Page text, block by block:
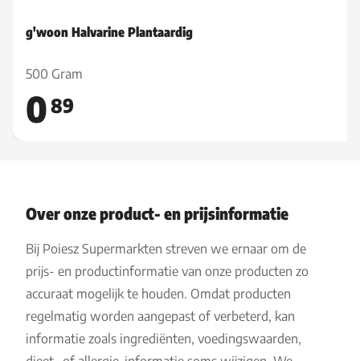
g'woon Halvarine Plantaardig
500 Gram
089
Over onze product- en prijsinformatie
Bij Poiesz Supermarkten streven we ernaar om de
prijs- en productinformatie van onze producten zo
accuraat mogelijk te houden. Omdat producten
regelmatig worden aangepast of verbeterd, kan
informatie zoals ingrediënten, voedingswaarden,